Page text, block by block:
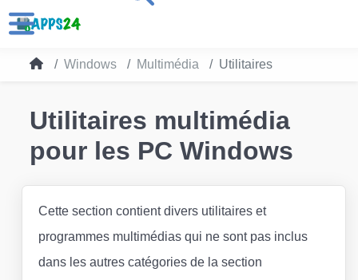
Windows Multimédia Utilitaires
Utilitaires multimédia
pour les PC Windows
Cette section contient divers utilitaires et
programmes multimédias qui ne sont pas inclus
dans les autres catégories de la section